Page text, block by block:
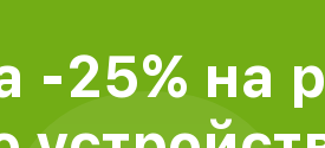
-25% на